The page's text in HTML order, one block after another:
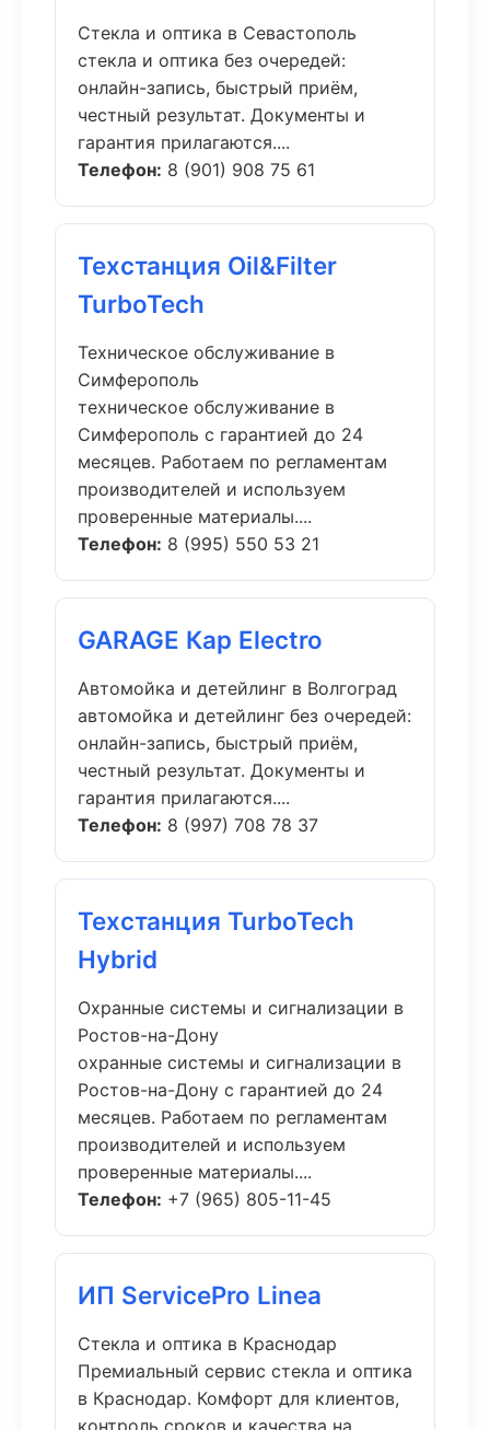
Стекла и оптика в Севастополь
стекла и оптика без очередей:
онлайн-запись, быстрый приём,
честный результат. Документы и
гарантия прилагаются....
Телефон: 8 (901) 908 75 61
Техстанция Oil&Filter
TurboTech
Техническое обслуживание в
Симферополь
техническое обслуживание в
Симферополь с гарантией до 24
месяцев. Работаем по регламентам
производителей и используем
проверенные материалы....
Телефон: 8 (995) 550 53 21
GARAGE Кар Electro
Автомойка и детейлинг в Волгоград
автомойка и детейлинг без очередей:
онлайн-запись, быстрый приём,
честный результат. Документы и
гарантия прилагаются....
Телефон: 8 (997) 708 78 37
Техстанция TurboTech
Hybrid
Охранные системы и сигнализации в
Ростов-на-Дону
охранные системы и сигнализации в
Ростов-на-Дону с гарантией до 24
месяцев. Работаем по регламентам
производителей и используем
проверенные материалы....
Телефон: +7 (965) 805-11-45
ИП ServicePro Linea
Стекла и оптика в Краснодар
Премиальный сервис стекла и оптика
в Краснодар. Комфорт для клиентов,
контроль сроков и качества на